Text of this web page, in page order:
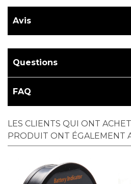
Avis
Questions
FAQ
LES CLIENTS QUI ONT
PRODUIT ONT ÉGALEMENT